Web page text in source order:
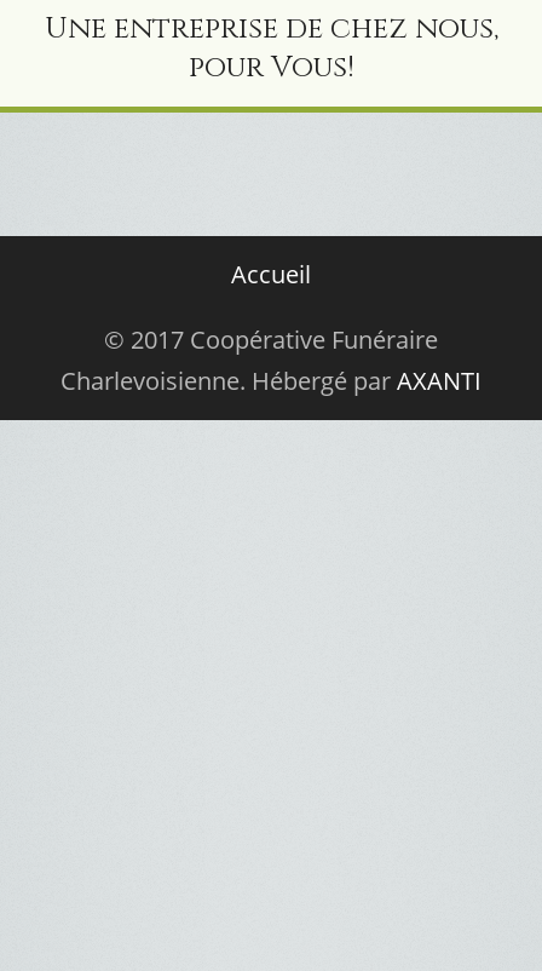
Une entreprise de chez nous,
pour Vous!
Accueil
© 2017 Coopérative Funéraire
Charlevoisienne. Hébergé parAXANTI